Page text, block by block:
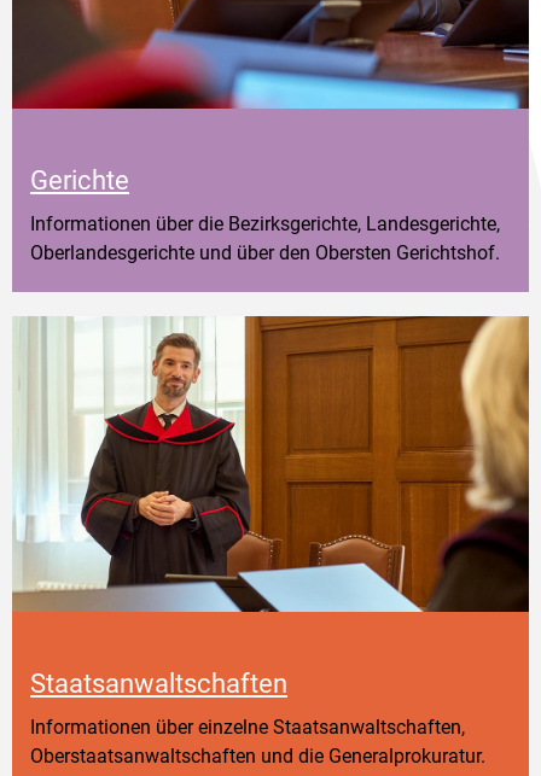
Gerichte
Informationen über die Bezirksgerichte, Landesgerichte,
Oberlandesgerichte und über den Obersten Gerichtshof.
Staatsanwaltschaften
Informationen über einzelne Staatsanwaltschaften,
Oberstaatsanwaltschaften und die Generalprokuratur.